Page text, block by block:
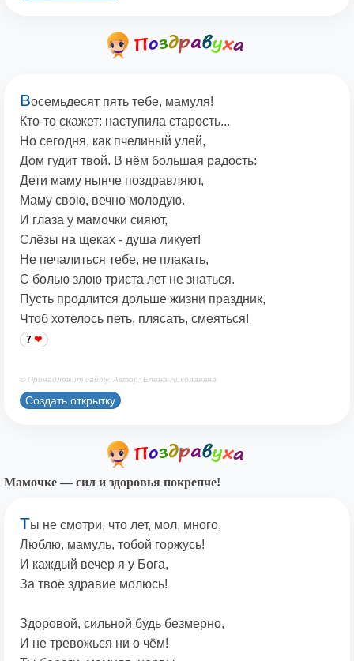
Восемьдесят пять тебе, мамуля!
Кто-то скажет: наступила старость...
Но сегодня, как пчелиный улей,
Дом гудит твой. В нём большая радость:
Дети маму нынче поздравляют,
Маму свою, вечно молодую.
И глаза у мамочки сияют,
Слёзы на щеках - душа ликует!
Не печалиться тебе, не плакать,
С болью злою триста лет не знаться.
Пусть продлится дольше жизни праздник,
Чтоб хотелось петь, плясать, смеяться!
7
© Принадлежит сайту. Автор: Елена Николаевна
Создать открытку
Мамочке — сил и здоровья покрепче!
Ты не смотри, что лет, мол, много,
Люблю, мамуль, тобой горжусь!
И каждый вечер я у Бога,
За твоё здравие молюсь!
Здоровой, сильной будь безмерно,
И не тревожься ни о чём!